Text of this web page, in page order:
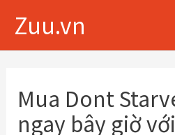
Zuu.vn
Mua Dont
ngay bây giờ
bài